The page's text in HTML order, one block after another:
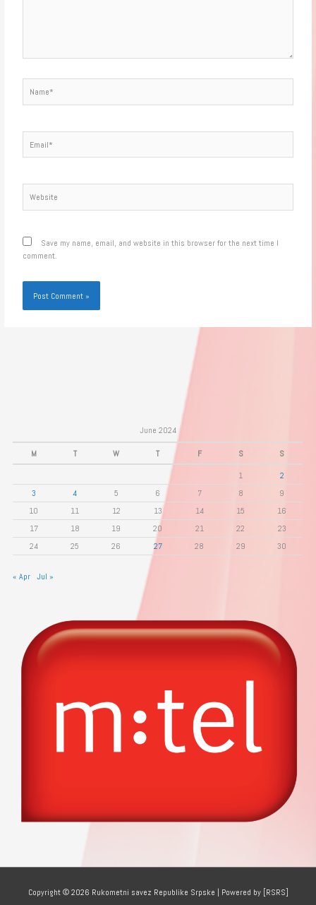
Save my name, email, and website in this browser for the next time I
comment.
June 2024
M T W T F S S
1
2
3
4 5 6 7 8
9
10
11 12 13 14 15
16
17
18 19 20 21 22
23
24
25 26 27 28 29 30
« Apr Jul »
Copyright © 2026 Rukometni savez Republike Srpske | Powered by [RSRS]